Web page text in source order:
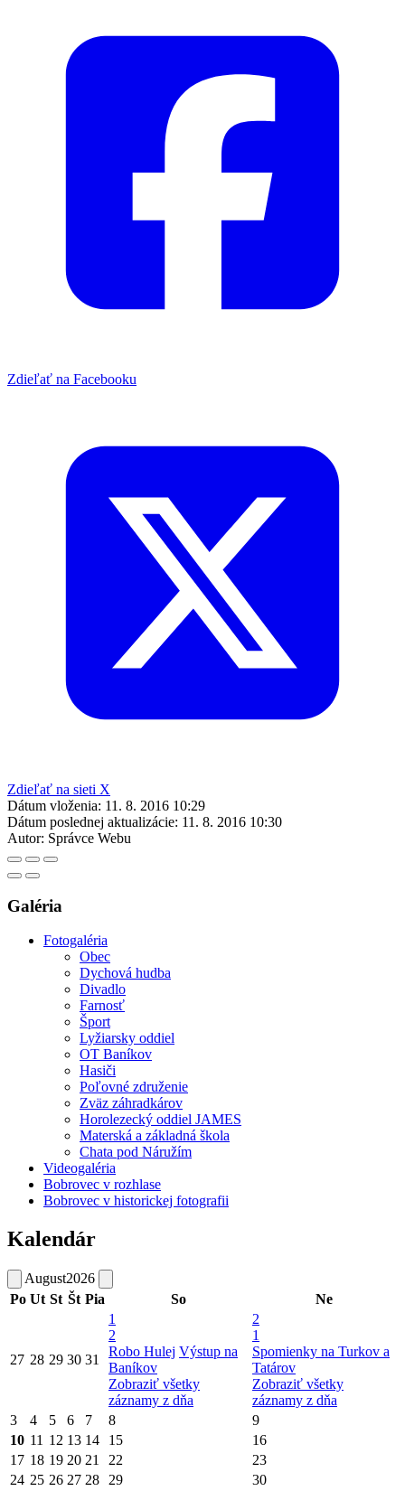
Zdieľať na Facebooku
Zdieľať na sieti X
Dátum vloženia: 11. 8. 2016 10:29
Dátum poslednej aktualizácie: 11. 8. 2016 10:30
Autor: Správce Webu
Galéria
Fotogaléria
Obec
Dychová hudba
Divadlo
Farnosť
Šport
Lyžiarsky oddiel
OT Baníkov
Hasiči
Poľovné združenie
Zväz záhradkárov
Horolezecký oddiel JAMES
Materská a základná škola
Chata pod Náružím
Videogaléria
Bobrovec v rozhlase
Bobrovec v historickej fotografii
Kalendár
August2026
Po Ut St Št Pia So Ne
27 28 29 30 31
1
2
Robo Hulej Výstup na
Baníkov
Zobraziť všetky
záznamy z dňa
2
1
Spomienky na Turkov a
Tatárov
Zobraziť všetky
záznamy z dňa
3
4 5 6 7 8
9
10 11 12 13 14 15
16
17 18 19 20 21 22
23
24 25 26 27 28 29
30